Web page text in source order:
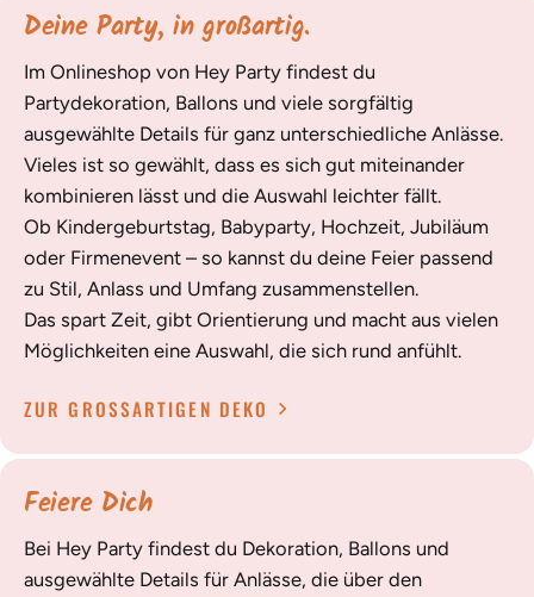
Deine Party, in großartig.
Im Onlineshop von Hey Party findest du
Partydekoration, Ballons und viele sorgfältig
ausgewählte Details für ganz unterschiedliche Anlässe.
Vieles ist so gewählt, dass es sich gut miteinander
kombinieren lässt und die Auswahl leichter fällt.
Ob Kindergeburtstag, Babyparty, Hochzeit, Jubiläum
oder Firmenevent – so kannst du deine Feier passend
zu Stil, Anlass und Umfang zusammenstellen.
Das spart Zeit, gibt Orientierung und macht aus vielen
Möglichkeiten eine Auswahl, die sich rund anfühlt.
ZUR GROSSARTIGEN DEKO
Feiere Dich
Bei Hey Party findest du Dekoration, Ballons und
ausgewählte Details für Anlässe, die über den